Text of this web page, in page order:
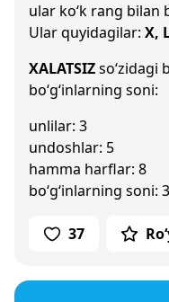
ular ko‘k rang bilan
Ular quyidagilar: X,
XALATSIZso‘zidagi
bo‘g‘inlarning soni:
unlilar: 3
undoshlar: 5
hamma harflar: 8
bo‘g‘inlarning soni: 3
37